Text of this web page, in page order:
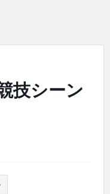
技シーン